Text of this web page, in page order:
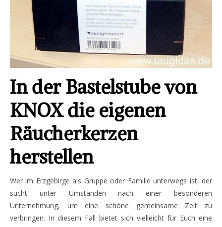
In der Bastelstube von
KNOX die eigenen
Räucherkerzen
herstellen
Wer im Erzgebirge als Gruppe oder Familie unterwegs ist, der
sucht unter Umständen nach einer besonderen
Unternehmung, um eine schöne gemeinsame Zeit zu
verbringen. In diesem Fall bietet sich vielleicht für Euch eine